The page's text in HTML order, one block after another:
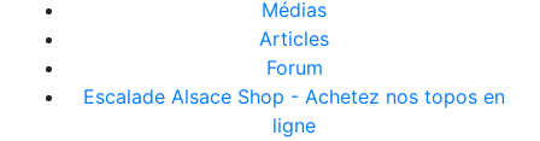
Médias
Articles
Forum
Escalade Alsace Shop - Achetez nos topos en
ligne